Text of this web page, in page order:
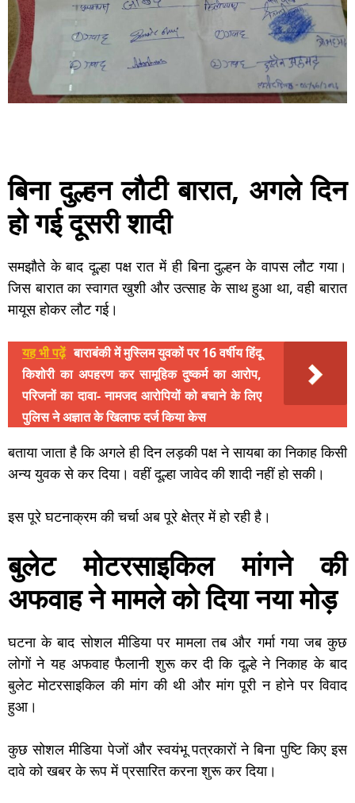
बिना दुल्हन लौटी बारात, अगले दिन
हो गई दूसरी शादी
समझौते के बाद दूल्हा पक्ष रात में ही बिना दुल्हन के वापस लौट गया।
जिस बारात का स्वागत खुशी और उत्साह के साथ हुआ था, वही बारात
मायूस होकर लौट गई।
यह भी पढ़ें बाराबंकी में मुस्लिम युवकों पर 16 वर्षीय हिंदू
किशोरी का अपहरण कर सामूहिक दुष्कर्म का आरोप,
परिजनों का दावा- नामजद आरोपियों को बचाने के लिए
पुलिस ने अज्ञात के खिलाफ दर्ज किया केस
बताया जाता है कि अगले ही दिन लड़की पक्ष ने सायबा का निकाह किसी
अन्य युवक से कर दिया। वहीं दूल्हा जावेद की शादी नहीं हो सकी।
इस पूरे घटनाक्रम की चर्चा अब पूरे क्षेत्र में हो रही है।
बुलेट मोटरसाइकिल मांगने की
अफवाह ने मामले को दिया नया मोड़
घटना के बाद सोशल मीडिया पर मामला तब और गर्मा गया जब कुछ
लोगों ने यह अफवाह फैलानी शुरू कर दी कि दूल्हे ने निकाह के बाद
बुलेट मोटरसाइकिल की मांग की थी और मांग पूरी न होने पर विवाद
हुआ।
कुछ सोशल मीडिया पेजों और स्वयंभू पत्रकारों ने बिना पुष्टि किए इस
दावे को खबर के रूप में प्रसारित करना शुरू कर दिया।